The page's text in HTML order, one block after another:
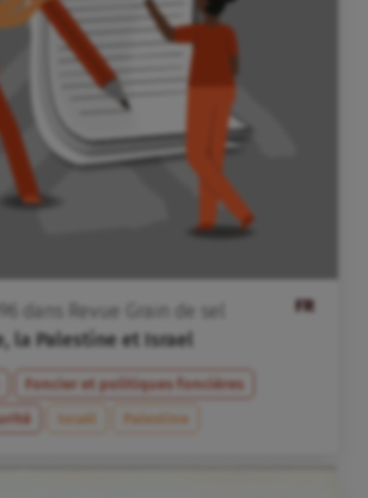
FR
dans
Revue Grain de sel
la Palestine et Israel
Foncier et politiques foncières
Israël Palestine